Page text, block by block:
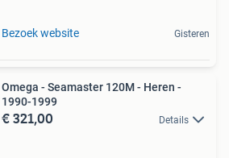
Bezoek website Gisteren
Omega - Seamaster 120M - Heren -
1990-1999
€ 321,00 Details